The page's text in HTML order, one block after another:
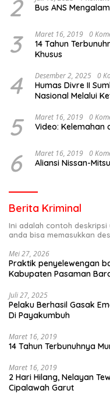
2 Bus ANS
3 Maret 16, 2019 0
14 Tahun
Khusus
4 Desember 2, 2025 0
Humas Divre II
Nasional Melalui
5 Maret 16, 2019 0
Video: Kelemahan
6 Maret 16, 2019 0
Aliansi Nissan-
Berita Kriminal
Ini adalah contoh
anda bisa memasukkan
Mei 27, 2026
Praktik penyelewengan
Kabupaten Pasaman
Juli 27, 2025
Pelaku Berhasil Gasak
Di Payakumbuh
Maret 16, 2019
14 Tahun Terbunuhnya
Maret 16, 2019
2 Hari Hilang, Nelayan
Cipalawah Garut